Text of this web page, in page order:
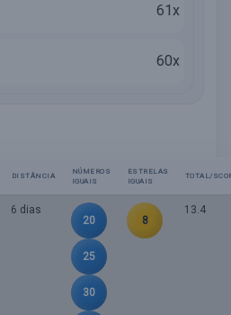
61x
60x
DISTÂNCIA
NÚMEROS
IGUAIS
ESTRELAS
IGUAIS
TOTAL/
6 dias
20
25
30
8
13.4